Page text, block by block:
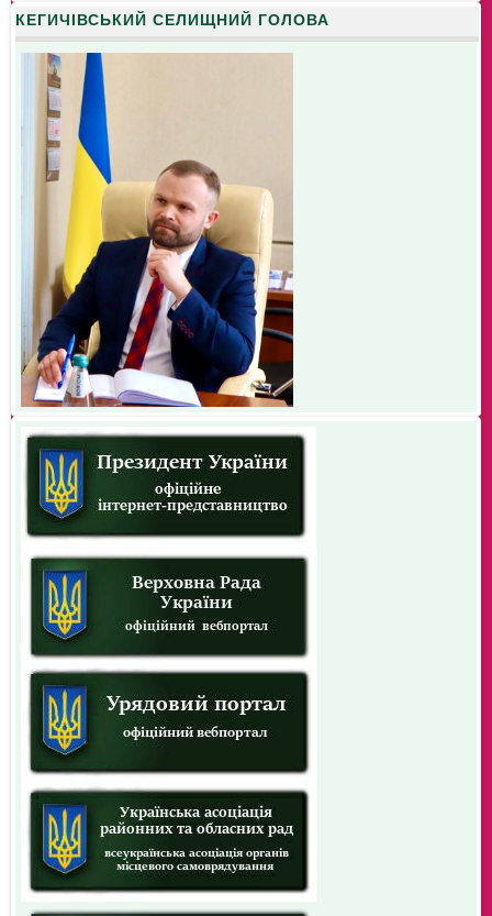
КЕГИЧІВСЬКИЙ СЕЛИЩНИЙ ГОЛОВА